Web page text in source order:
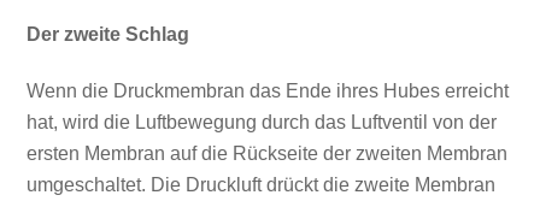
Der zweite Schlag
Wenn die Druckmembran das Ende ihres Hubes erreicht
hat, wird die Luftbewegung durch das Luftventil von der
ersten Membran auf die Rückseite der zweiten Membran
umgeschaltet. Die Druckluft drückt die zweite Membran